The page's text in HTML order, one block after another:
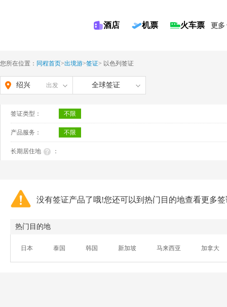
酒店 机票 火车票 更多
您所在位置： 同程首页>出境游>签证> 以色列签证
绍兴 出发 全球签证
签证类型： 不限
产品服务： 不限
长期居住地 ：
没有签证产品了哦!您还可以到热门目的地查看更多
热门目的地
日本 泰国 韩国 新加坡 马来西亚 加拿大